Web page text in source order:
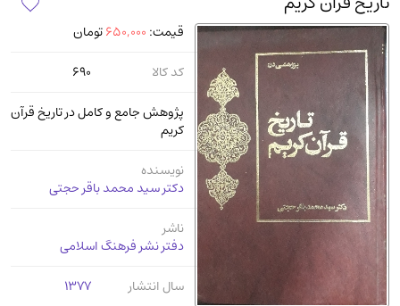
کامپیوتر و نرم افزار
ورزشی و تربیت بدنی(34)
آشپزی و خوراکی(25)
سرگرمی و بازی
سیاسی (116)
رمان و داستان خارجی (489)
حقوقی و قانون
کتاب های مصور رنگی و گلاسه (23)
عرفانی و سلوک
(45)
الکترونیک
دایره المعارف و فرهنگ
قیمت: 650,000تومان
کد کالا
690
پژوهش جامع و کامل در تاریخ قرآن
کریم
نویسنده
دکتر سید محمد باقر حجتی
ناشر
دفتر نشر فرهنگ اسلامی
سال انتشار
1377